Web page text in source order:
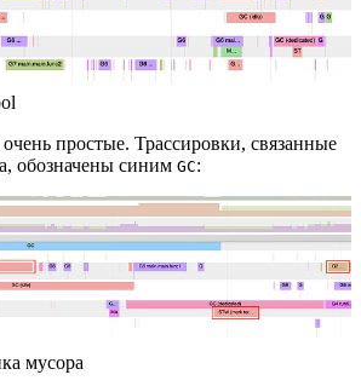
простые. Трассировки, связанные
обозначены синим GC:
мусора